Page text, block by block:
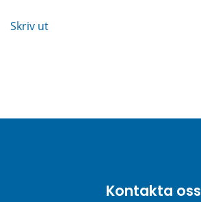
Skriv ut
Kontakta oss